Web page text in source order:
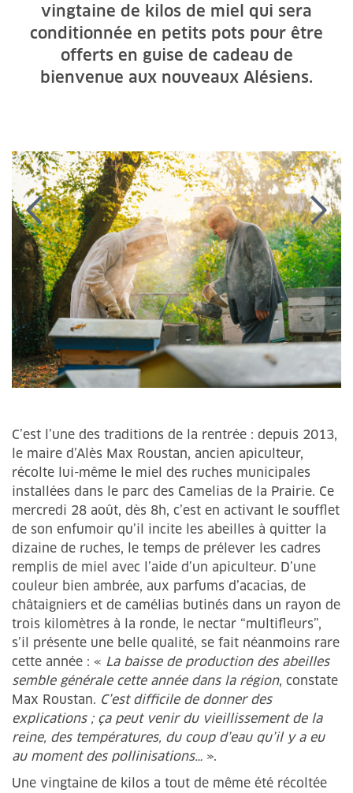
vingtaine de kilos de miel qui sera
conditionnée en petits pots pour être
offerts en guise de cadeau de
bienvenue aux nouveaux Alésiens.
C’est l’une des traditions de la rentrée : depuis 2013,
le maire d’Alès Max Roustan, ancien apiculteur,
récolte lui-même le miel des ruches municipales
installées dans le parc des Camelias de la Prairie. Ce
mercredi 28 août, dès 8h, c’est en activant le soufflet
de son enfumoir qu’il incite les abeilles à quitter la
dizaine de ruches, le temps de prélever les cadres
remplis de miel avec l’aide d’un apiculteur. D’une
couleur bien ambrée, aux parfums d’acacias, de
châtaigniers et de camélias butinés dans un rayon de
trois kilomètres à la ronde, le nectar “multifleurs”,
s’il présente une belle qualité, se fait néanmoins rare
cette année : « La baisse de production des abeilles
semble générale cette année dans la région, constate
Max Roustan. C’est difficile de donner des
explications ; ça peut venir du vieillissement de la
reine, des températures, du coup d’eau qu’il y a eu
au moment des pollinisations… ».
Une vingtaine de kilos a tout de même été récoltée